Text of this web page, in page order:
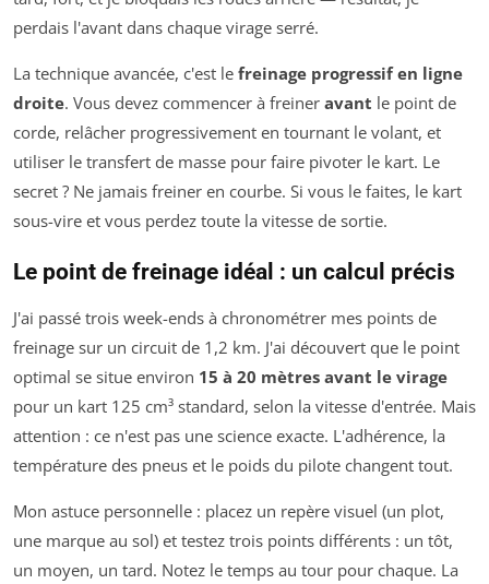
perdais l'avant dans chaque virage serré.
La technique avancée, c'est le freinage progressif en ligne
droite. Vous devez commencer à freiner avant le point de
corde, relâcher progressivement en tournant le volant, et
utiliser le transfert de masse pour faire pivoter le kart. Le
secret ? Ne jamais freiner en courbe. Si vous le faites, le kart
sous-vire et vous perdez toute la vitesse de sortie.
Le point de freinage idéal : un calcul précis
J'ai passé trois week-ends à chronométrer mes points de
freinage sur un circuit de 1,2 km. J'ai découvert que le point
optimal se situe environ 15 à 20 mètres avant le virage
pour un kart 125 cm³ standard, selon la vitesse d'entrée. Mais
attention : ce n'est pas une science exacte. L'adhérence, la
température des pneus et le poids du pilote changent tout.
Mon astuce personnelle : placez un repère visuel (un plot,
une marque au sol) et testez trois points différents : un tôt,
un moyen, un tard. Notez le temps au tour pour chaque. La